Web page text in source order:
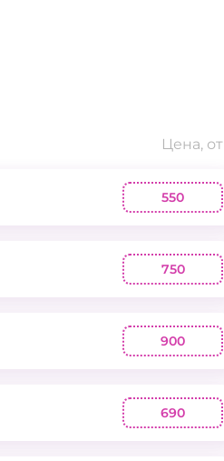
Цена, от
550
750
900
690